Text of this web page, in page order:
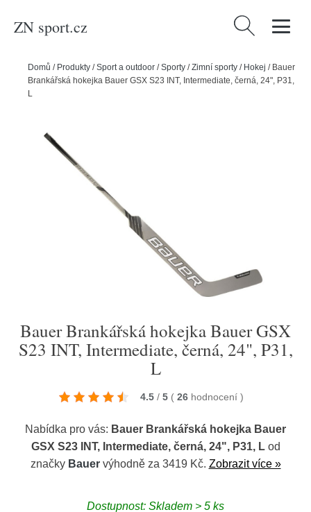
ZN sport.cz Vyhledávání
Domů / Produkty /Sport a outdoor /Sporty /Zimní sporty / Hokej / Bauer
Brankářská hokejka Bauer GSX S23 INT, Intermediate, černá, 24", P31,
L
Bauer Brankářská hokejka Bauer GSX
S23 INT, Intermediate, černá, 24", P31,
L
4.5 / 5 ( 26 hodnocení )
Nabídka pro vás: Bauer Brankářská hokejka Bauer
GSX S23 INT, Intermediate, černá, 24", P31, Lod
značky Bauervýhodně za 3419 Kč. Zobrazit více »
Dostupnost: Skladem > 5 ks